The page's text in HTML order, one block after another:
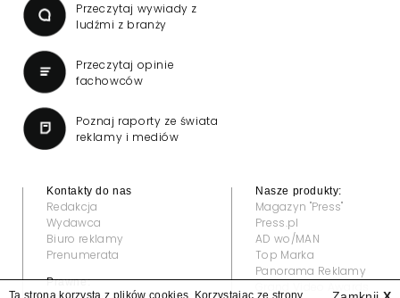
Przeczytaj wywiady z
ludźmi z branży
Przeczytaj opinie
fachowców
Poznaj raporty ze świata
reklamy i mediów
Kontakty do nas
Redakcja
Wydawca
Biuro reklamy
Prenumerata
Prawne:
Nasze produkty:
Magazyn "Press"
Press.pl
AD wo/MAN
Top Marka
Panorama Reklamy
Ta strona korzysta z plików cookies. Korzystając ze strony